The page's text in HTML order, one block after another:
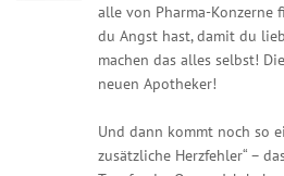
alle von Pharma-Konzerne
du Angst hast, damit du
machen das alles selbst!
neuen Apotheker!
Und dann kommt noch so
zusätzliche Herzfehler“ –